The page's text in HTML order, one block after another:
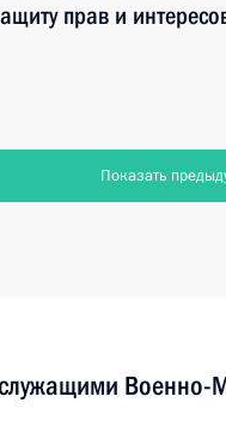
прав и
Показать
Военно-